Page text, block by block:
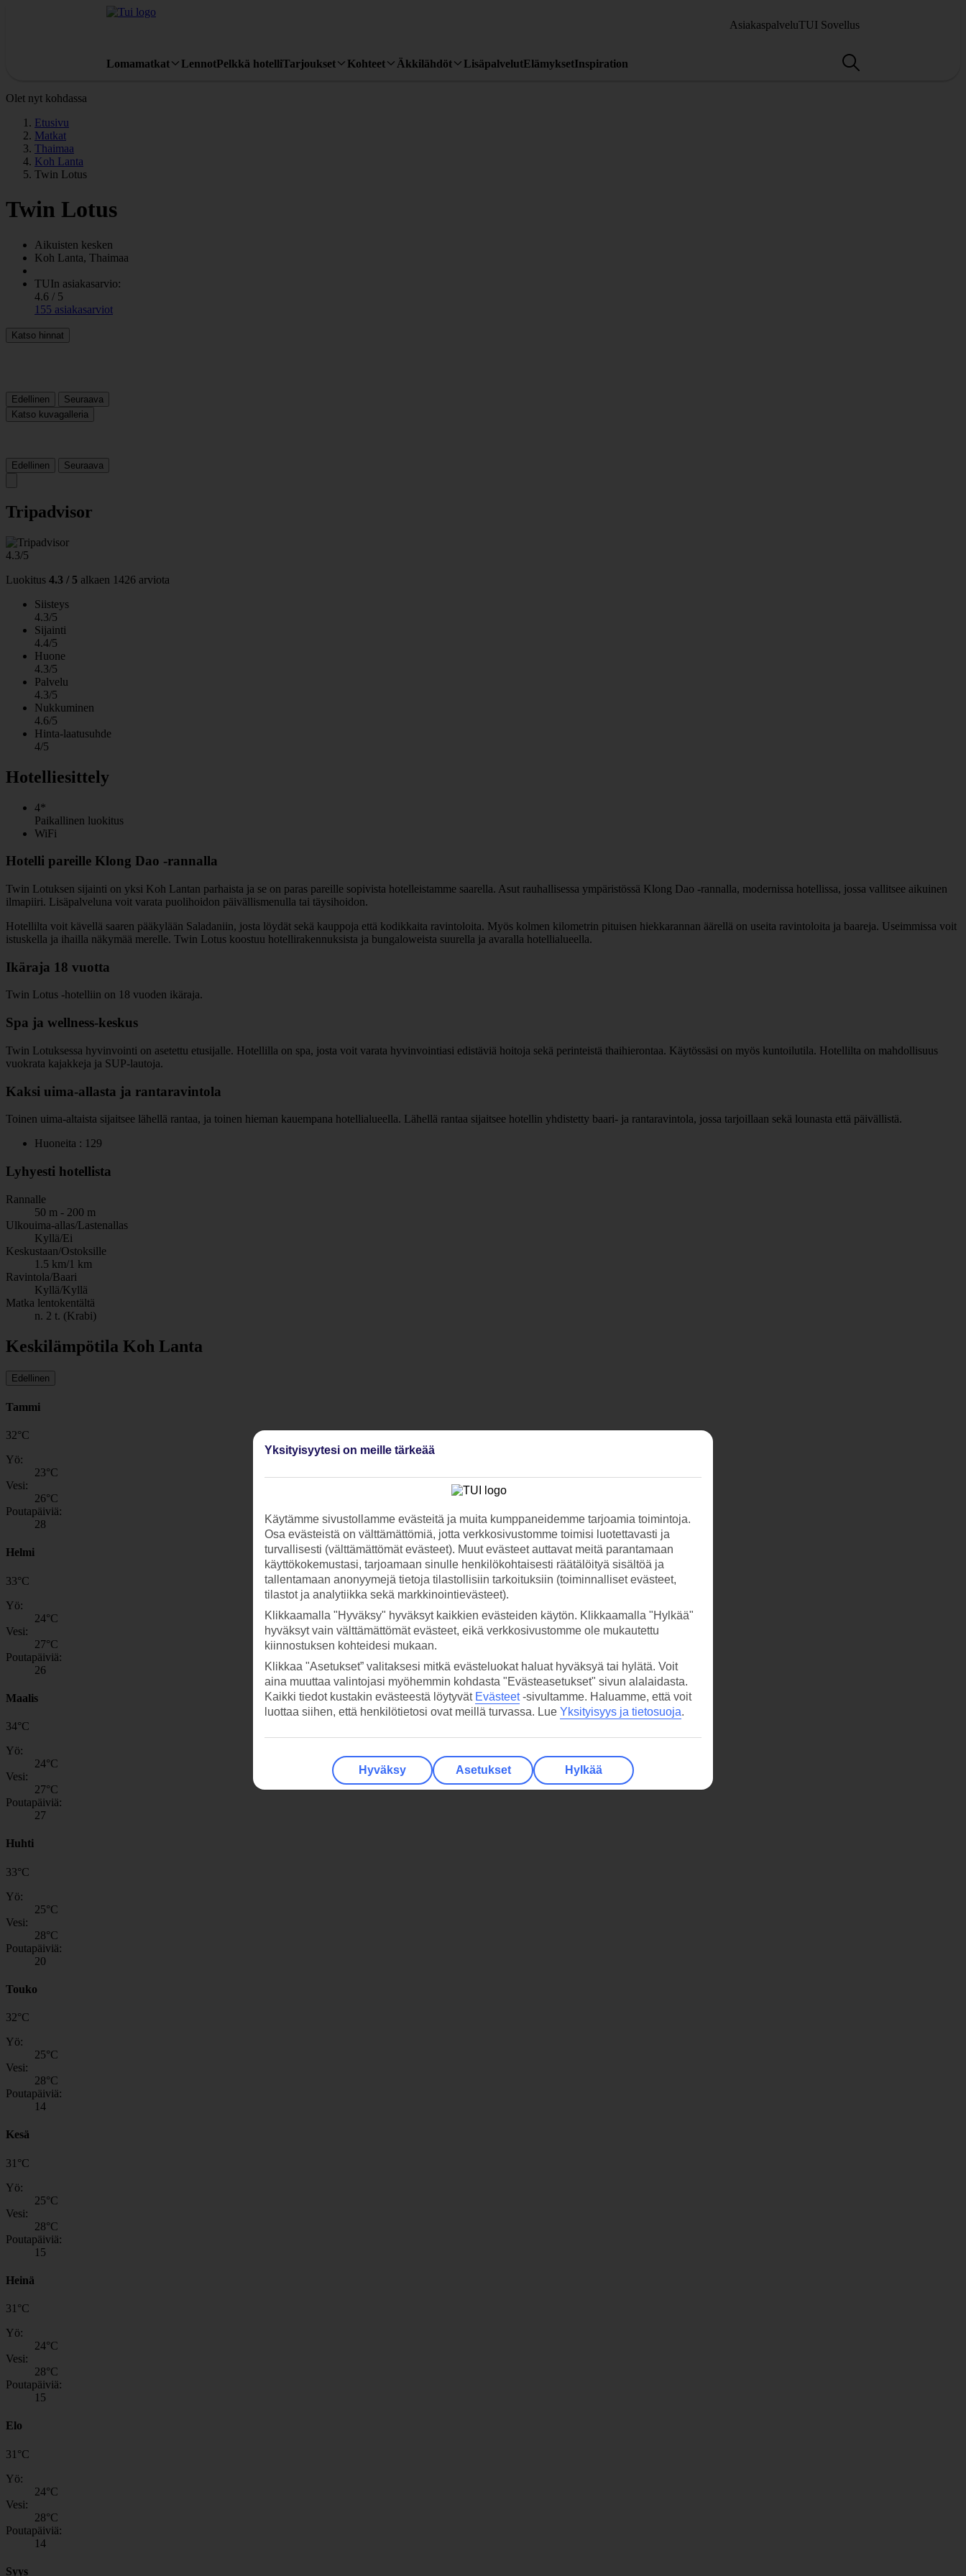
AsiakaspalveluTUI Sovellus
Lomamatkat LennotPelkkä hotelliTarjoukset Kohteet Äkkilähdöt LisäpalvelutElämyksetInspiration
Olet nyt kohdassa
Etusivu
Matkat
Thaimaa
Koh Lanta
Twin Lotus
Twin Lotus
Aikuisten kesken
Koh Lanta, Thaimaa
TUIn asiakasarvio:
4.6 / 5
155 asiakasarviot
Katso hinnat
Edellinen
Seuraava
Katso kuvagalleria
Edellinen Seuraava
Tripadvisor
4.3/5
Luokitus 4.3 / 5 alkaen 1426 arviota
Siisteys
4.3/5
Sijainti
4.4/5
Huone
4.3/5
Palvelu
4.3/5
Nukkuminen
4.6/5
Hinta-laatusuhde
4/5
Hotelliesittely
4*
Paikallinen luokitus
WiFi
Hotelli pareille Klong Dao -rannalla
Twin Lotuksen sijainti on yksi Koh Lantan parhaista ja se on paras pareille sopivista hotelleistamme saarella. Asut rauhallisessa ympäristössä Klong Dao -rannalla, modernissa hotellissa, jossa vallitsee aikuinen
ilmapiiri. Lisäpalveluna voit varata puolihoidon päivällismenulla tai täysihoidon.
Hotellilta voit kävellä saaren pääkylään Saladaniin, josta löydät sekä kauppoja että kodikkaita ravintoloita. Myös kolmen kilometrin pituisen hiekkarannan äärellä on useita ravintoloita ja baareja. Useimmissa voit
istuskella ja ihailla näkymää merelle. Twin Lotus koostuu hotellirakennuksista ja bungaloweista suurella ja avaralla hotellialueella.
Ikäraja 18 vuotta
Twin Lotus -hotelliin on 18 vuoden ikäraja.
Spa ja wellness-keskus
Twin Lotuksessa hyvinvointi on asetettu etusijalle. Hotellilla on spa, josta voit varata hyvinvointiasi edistäviä hoitoja sekä perinteistä thaihierontaa. Käytössäsi on myös kuntoilutila. Hotellilta on mahdollisuus
vuokrata kajakkeja ja SUP-lautoja.
Kaksi uima-allasta ja rantaravintola
Toinen uima-altaista sijaitsee lähellä rantaa, ja toinen hieman kauempana hotellialueella. Lähellä rantaa sijaitsee hotellin yhdistetty baari- ja rantaravintola, jossa tarjoillaan sekä lounasta että päivällistä.
Huoneita : 129
Lyhyesti hotellista
Rannalle
50 m - 200 m
Ulkouima-allas/Lastenallas
Kyllä/Ei
Keskustaan/Ostoksille
1.5 km/1 km
Ravintola/Baari
Kyllä/Kyllä
Matka lentokentältä
n. 2 t. (Krabi)
Keskilämpötila Koh Lanta
Edellinen
Tammi
32°C
Yö:
23°C
Vesi:
26°C
Poutapäiviä:
28
Helmi
33°C
Yö:
24°C
Vesi:
27°C
Poutapäiviä:
26
Maalis
34°C
Yö:
24°C
Vesi:
27°C
Poutapäiviä:
27
Huhti
33°C
Yö:
25°C
Vesi:
28°C
Poutapäiviä:
20
Touko
32°C
Yö:
25°C
Vesi:
28°C
Poutapäiviä:
14
Kesä
31 °C
Yö:
25°C
Vesi:
28°C
Poutapäiviä:
15
Heinä
31 °C
Yö:
24°C
Vesi:
28°C
Poutapäiviä:
15
Elo
31 °C
Yö:
24°C
Vesi:
28°C
Poutapäiviä:
14
Syys
Yksityisyytesi on meille tärkeää
Käytämme sivustollamme evästeitä ja muita kumppaneidemme tarjoamia toimintoja.
Osa evästeistä on välttämättömiä, jotta verkkosivustomme toimisi luotettavasti ja
turvallisesti (välttämättömät evästeet). Muut evästeet auttavat meitä parantamaan
käyttökokemustasi, tarjoamaan sinulle henkilökohtaisesti räätälöityä sisältöä ja
tallentamaan anonyymejä tietoja tilastollisiin tarkoituksiin (toiminnalliset evästeet,
tilastot ja analytiikka sekä markkinointievästeet).
Klikkaamalla "Hyväksy" hyväksyt kaikkien evästeiden käytön. Klikkaamalla "Hylkää"
hyväksyt vain välttämättömät evästeet, eikä verkkosivustomme ole mukautettu
kiinnostuksen kohteidesi mukaan.
Klikkaa "Asetukset” valitaksesi mitkä evästeluokat haluat hyväksyä tai hylätä. Voit
aina muuttaa valintojasi myöhemmin kohdasta "Evästeasetukset" sivun alalaidasta.
Kaikki tiedot kustakin evästeestä löytyvät Evästeet-sivultamme. Haluamme, että voit
luottaa siihen, että henkilötietosi ovat meillä turvassa. Lue Yksityisyys ja tietosuoja.
Hyväksy Asetukset Hylkää